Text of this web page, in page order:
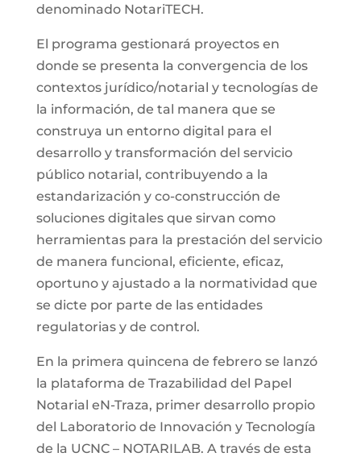
denominado NotariTECH.
El programa gestionará proyectos en
donde se presenta la convergencia de los
contextos jurídico/notarial y tecnologías de
la información, de tal manera que se
construya un entorno digital para el
desarrollo y transformación del servicio
público notarial, contribuyendo a la
estandarización y co-construcción de
soluciones digitales que sirvan como
herramientas para la prestación del servicio
de manera funcional, eficiente, eficaz,
oportuno y ajustado a la normatividad que
se dicte por parte de las entidades
regulatorias y de control.
En la primera quincena de febrero se lanzó
la plataforma de Trazabilidad del Papel
Notarial eN-Traza, primer desarrollo propio
del Laboratorio de Innovación y Tecnología
de la UCNC – NOTARILAB. A través de esta